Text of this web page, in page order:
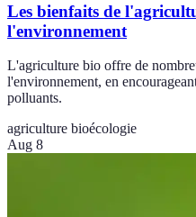
Les bienfaits de
l'environnement
L'agriculture bio offre de
l'environnement, en
polluants.
agriculture bioécologie
Aug 8